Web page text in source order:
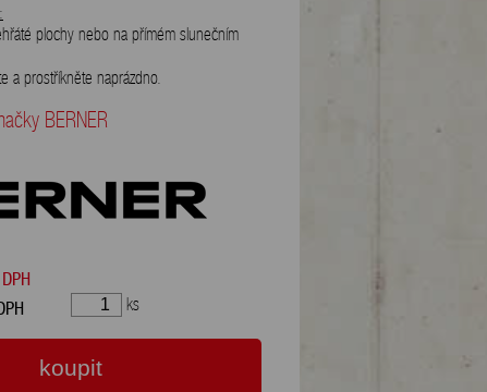
plochy nebo na přímém slunečním
a prostříkněte naprázdno.
BERNER
ks